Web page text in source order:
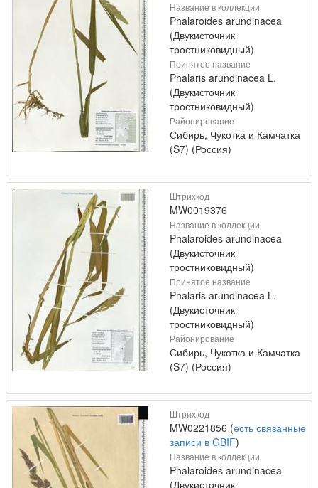
Название в коллекции
Phalaroides arundinacea
(Двукисточник
тростниковидный)
Принятое название
Phalaris arundinacea L.
(Двукисточник
тростниковидный)
Районирование
Сибирь, Чукотка и Камчатка
(S7) (Россия)
Штрихкод
MW0019376
Название в коллекции
Phalaroides arundinacea
(Двукисточник
тростниковидный)
Принятое название
Phalaris arundinacea L.
(Двукисточник
тростниковидный)
Районирование
Сибирь, Чукотка и Камчатка
(S7) (Россия)
Штрихкод
MW0221856 (есть связанные
записи в GBIF)
Название в коллекции
Phalaroides arundinacea
(Двукисточник